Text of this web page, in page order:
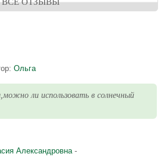
Ольга
ли использовать в солнечный
Александровна-